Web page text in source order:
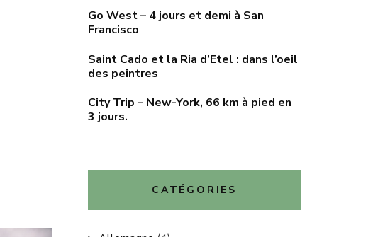
Go West – 4 jours et demi à San
Francisco
Saint Cado et la Ria d’Etel : dans l’oeil
des peintres
City Trip – New-York, 66 km à pied en
3 jours.
CATÉGORIES